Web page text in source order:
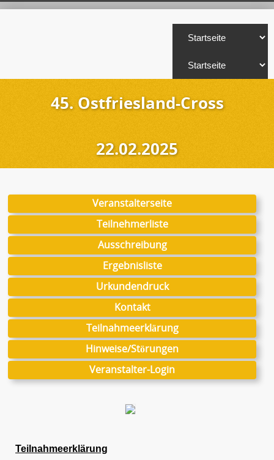
45. Ostfriesland-Cross
22.02.2025
Veranstalterseite
Teilnehmerliste
Ausschreibung
Ergebnisliste
Urkundendruck
Kontakt
Teilnahmeerklärung
Hinweise/Störungen
Veranstalter-Login
Teilnahmeerklärung